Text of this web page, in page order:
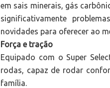
em sais minerais, gás
significativamente
novidades para oferecer ao
Força e tração
Equipado com o Super
rodas, capaz de rodar
família.